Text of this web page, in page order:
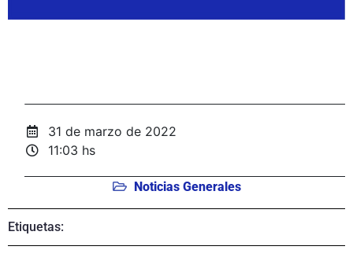
31 de marzo de 2022
11:03 hs
Noticias Generales
Etiquetas: